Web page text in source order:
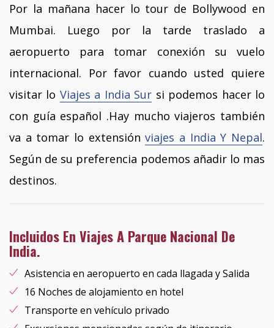
Por la mañana hacer lo tour de Bollywood en
Mumbai. Luego por la tarde traslado a
aeropuerto para tomar conexión su vuelo
internacional. Por favor cuando usted quiere
visitar lo Viajes a India Sur si podemos hacer lo
con guía español .Hay mucho viajeros también
va a tomar lo extensiónviajes a India Y Nepal.
Según de su preferencia podemos añadir lo mas
destinos.
Incluidos En Viajes A Parque Nacional De
India.
Asistencia en aeropuerto en cada llagada y Salida
16 Noches de alojamiento en hotel
Transporte en vehículo privado